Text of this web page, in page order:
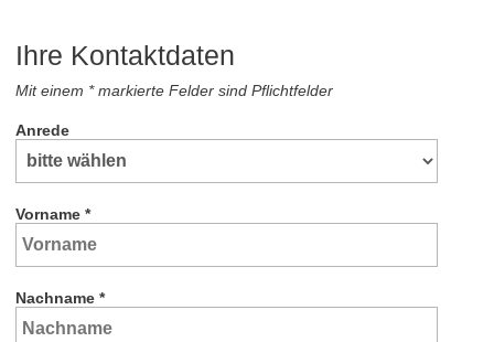
Ihre Kontaktdaten
Mit einem * markierte Felder sind Pflichtfelder
Anrede
Vorname *
Nachname *